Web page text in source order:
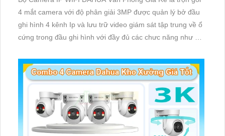
4 mắt camera với độ phân giải 3MP được quản lý bở đầu
ghi hình 4 kênh Ip và lưu trữ video giám sát tập trung về ổ
cứng trong đầu ghi hình với đầy đủ các chưc năng như AI
giám sát có màu vào ban đêm